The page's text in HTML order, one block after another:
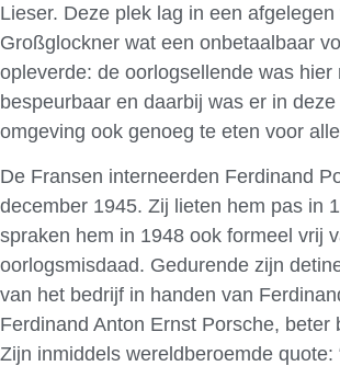
Lieser. Deze plek lag in een
Großglockner wat een onbetaalbaar
opleverde: de oorlogsellende was hier
bespeurbaar en daarbij was er in
omgeving ook genoeg te eten voor
De Fransen interneerden Ferdinand
december 1945. Zij lieten hem pas in
spraken hem in 1948 ook formeel vrij
oorlogsmisdaad. Gedurende zijn
van het bedrijf in handen van
Ferdinand Anton Ernst Porsche, beter
Zijn inmiddels wereldberoemde quote: